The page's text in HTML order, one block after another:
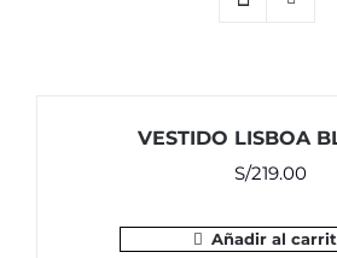
VESTIDO LISBOA
S/219.00
Añadir al